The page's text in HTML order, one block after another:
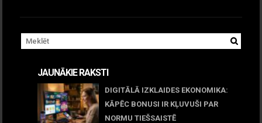
JAUNĀKIE RAKSTI
DIGITĀLĀ IZKLAIDES EKONOMIKA:
KĀPĒC BONUSI IR KĻUVUŠI PAR
NORMU TIEŠSAISTĒ